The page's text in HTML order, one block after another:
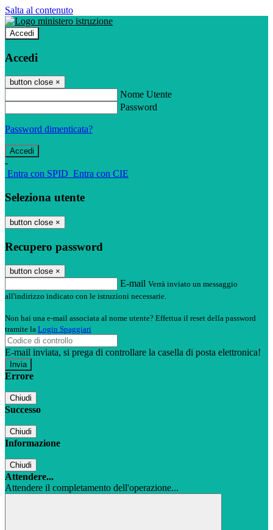
Salta al contenuto
Accedi
Accedi
button close ×
Nome Utente
Password
Password dimenticata?
-
Entra con SPID Entra con CIE
Seleziona utente
button close ×
Recupero password
button close ×
E-mail Verrà inviato un messaggio
all'indirizzo indicato con le istruzioni necessarie.
Non hai una e-mail associata al nome utente? Effettua il reset della password
tramite la Login Spaggiari
E-mail inviata, si prega di controllare la casella di posta elettronica!
Errore
Chiudi
Successo
Chiudi
Informazione
Chiudi
Attendere...
Attendere il completamento dell'operazione...